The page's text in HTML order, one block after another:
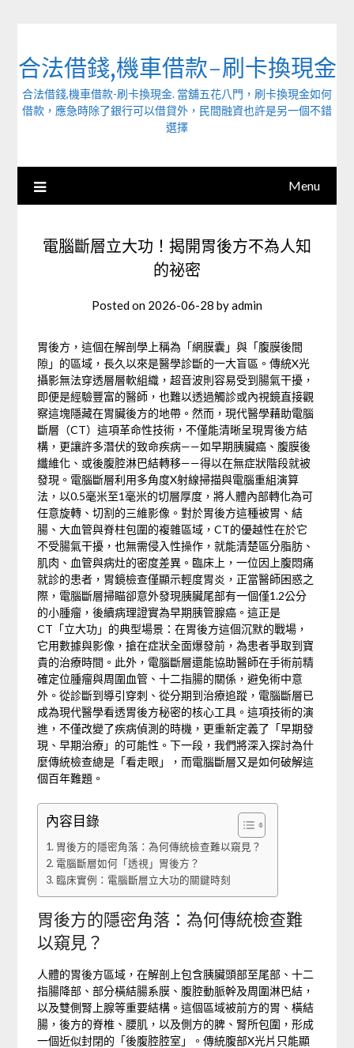
合法借錢,機車借款-刷卡換現金
合法借錢,機車借款-刷卡換現金. 當舖五花八門，刷卡換現金如何
借款，應急時除了銀行可以借貸外，民間融資也許是另一個不錯
選擇
Menu
電腦斷層立大功！揭開胃後方不為人知
的祕密
Posted on 2026-06-28 byadmin
胃後方，這個在解剖學上稱為「網膜囊」與「腹膜後間
隙」的區域，長久以來是醫學診斷的一大盲區。傳統X光
攝影無法穿透層層軟組織，超音波則容易受到腸氣干擾，
即便是經驗豐富的醫師，也難以透過觸診或內視鏡直接觀
察這塊隱藏在胃臟後方的地帶。然而，現代醫學藉助電腦
斷層（CT）這項革命性技術，不僅能清晰呈現胃後方結
構，更讓許多潛伏的致命疾病——如早期胰臟癌、腹膜後
纖維化、或後腹腔淋巴結轉移——得以在無症狀階段就被
發現。電腦斷層利用多角度X射線掃描與電腦重組演算
法，以0.5毫米至1毫米的切層厚度，將人體內部轉化為可
任意旋轉、切割的三維影像。對於胃後方這種被胃、結
腸、大血管與脊柱包圍的複雜區域，CT的優越性在於它
不受腸氣干擾，也無需侵入性操作，就能清楚區分脂肪、
肌肉、血管與病灶的密度差異。臨床上，一位因上腹悶痛
就診的患者，胃鏡檢查僅顯示輕度胃炎，正當醫師困惑之
際，電腦斷層掃瞄卻意外發現胰臟尾部有一個僅1.2公分
的小腫瘤，後續病理證實為早期胰管腺癌。這正是
CT「立大功」的典型場景：在胃後方這個沉默的戰場，
它用數據與影像，搶在症狀全面爆發前，為患者爭取到寶
貴的治療時間。此外，電腦斷層還能協助醫師在手術前精
確定位腫瘤與周圍血管、十二指腸的關係，避免術中意
外。從診斷到導引穿刺、從分期到治療追蹤，電腦斷層已
成為現代醫學看透胃後方秘密的核心工具。這項技術的演
進，不僅改變了疾病偵測的時機，更重新定義了「早期發
現、早期治療」的可能性。下一段，我們將深入探討為什
麼傳統檢查總是「看走眼」，而電腦斷層又是如何破解這
個百年難題。
內容目錄
胃後方的隱密角落：為何傳統檢查難以窺見？
電腦斷層如何「透視」胃後方？
臨床實例：電腦斷層立大功的關鍵時刻
胃後方的隱密角落：為何傳統檢查難
以窺見？
人體的胃後方區域，在解剖上包含胰臟頭部至尾部、十二
指腸降部、部分橫結腸系膜、腹腔動脈幹及周圍淋巴結，
以及雙側腎上腺等重要結構。這個區域被前方的胃、橫結
腸，後方的脊椎、腰肌，以及側方的脾、腎所包圍，形成
一個近似封閉的「後腹腔腔室」。傳統腹部X光片只能顯